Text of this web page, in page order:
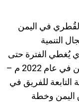
في اليمن
التنمية
يُغطي الفترة حتى
عام 2025 م. ويُعد هذا الاطار - الذي دُشن في عام 2022 م –
التابعة للفريق في
اليمن وخطة